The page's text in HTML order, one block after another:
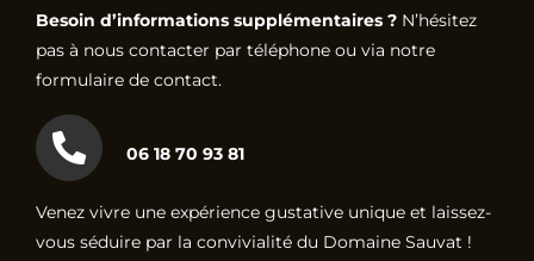
Besoin d’informations supplémentaires ?N’hésitez
pas à nous contacter par téléphone ou via notre
formulaire de contact.
06 18 70 93 81
Venez vivre une expérience gustative unique et laissez-
vous séduire par la convivialité du Domaine Sauvat !